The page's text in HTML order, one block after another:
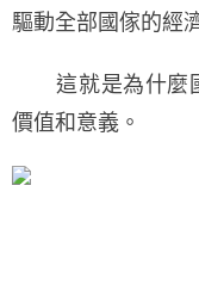
驅動全部國傢的經
這就是為什麼國
價值和意義。